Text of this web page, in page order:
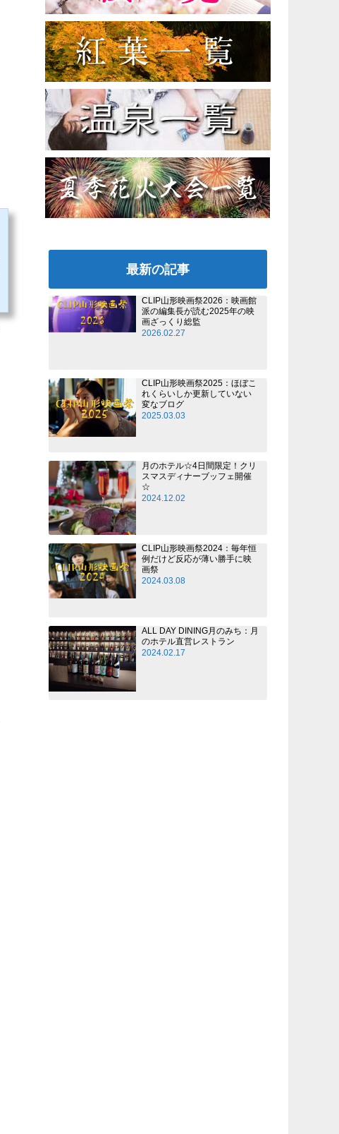
最新の記事
CLIP山形映画祭2026：映画館
派の編集長が読む2025年の映
画ざっくり総監
2026.02.27
CLIP山形映画祭2025：ほぼこ
れくらいしか更新していない
変なブログ
2025.03.03
月のホテル☆4日間限定！クリ
スマスディナーブッフェ開催
☆
2024.12.02
CLIP山形映画祭2024：毎年恒
例だけど反応が薄い勝手に映
画祭
2024.03.08
ALL DAY DINING月のみち：月
のホテル直営レストラン
2024.02.17